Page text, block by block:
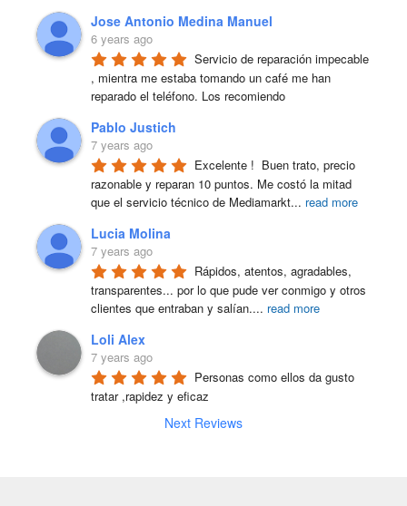
Jose Antonio Medina Manuel
6 years ago
Servicio de reparación impecable
, mientra me estaba tomando un café me han
reparado el teléfono. Los recomiendo
Pablo Justich
7 years ago
Excelente !  Buen trato, precio
razonable y reparan 10 puntos. Me costó la mitad
que el servicio técnico de Mediamarkt... read more
Lucia Molina
7 years ago
Rápidos, atentos, agradables,
transparentes... por lo que pude ver conmigo y otros
clientes que entraban y salían.... read more
Loli Alex
7 years ago
Personas como ellos da gusto
tratar ,rapidez y eficaz
Next Reviews